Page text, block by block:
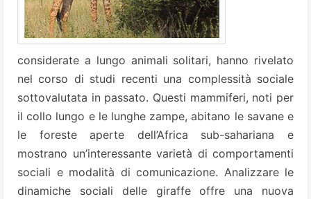
considerate a lungo animali solitari, hanno rivelato
nel corso di studi recenti una complessità sociale
sottovalutata in passato. Questi mammiferi, noti per
il collo lungo e le lunghe zampe, abitano le savane e
le foreste aperte dell’Africa sub-sahariana e
mostrano un’interessante varietà di comportamenti
sociali e modalità di comunicazione. Analizzare le
dinamiche sociali delle giraffe offre una nuova